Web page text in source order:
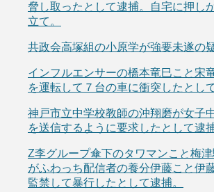
脅し取ったとして逮捕。自宅に押し
立て。
共政会高塚組の小原学が強要未遂の
インフルエンサーの橋本竜巳こと宋
を運転して７台の車に衝突したとし
神戸市立中学校教師の沖翔磨が女子
を送信するように要求したとして逮捕
Z李グループ傘下のタワマンこと梅
がふわっち配信者の養分伊藤こと伊
監禁して暴行したとして逮捕。